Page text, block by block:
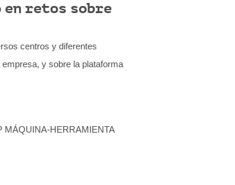
retos sobre
centros y diferentes
y sobre la plataforma
MÁQUINA-HERRAMIENTA